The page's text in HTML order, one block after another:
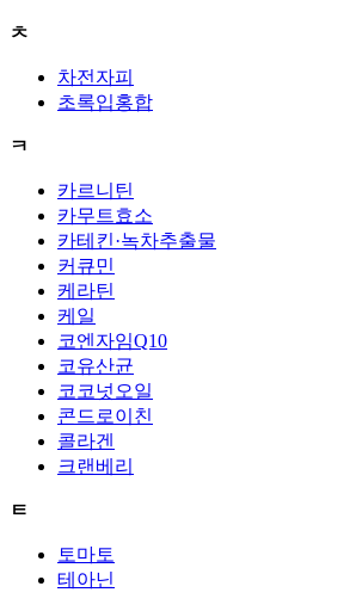
ㅊ
차전자피
초록입홍합
ㅋ
카르니틴
카무트효소
카테킨·녹차추출물
커큐민
케라틴
케일
코엔자임Q10
코유산균
코코넛오일
콘드로이친
콜라겐
크랜베리
ㅌ
토마토
테아닌